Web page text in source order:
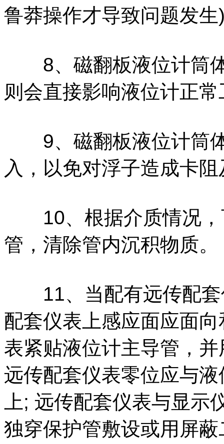
鲁莽操作才导致问题发生
8、磁翻板液位计筒体
则会直接影响液位计正
9、磁翻板液位计筒体
入，以免对浮子造成卡
10、根据介质情况，
管，清除管内沉积物质。
11、当配有远传配套
配套仪表上感应面应面
表紧贴液位计主导管，
远传配套仪表零位应与
上; 远传配套仪表与显
独穿保护管敷设或用屏